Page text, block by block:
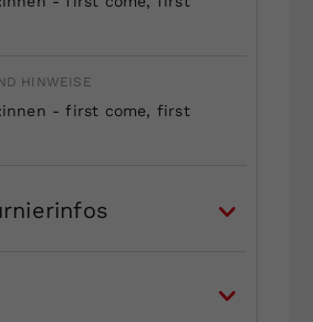
HINWEISE
- first come, first